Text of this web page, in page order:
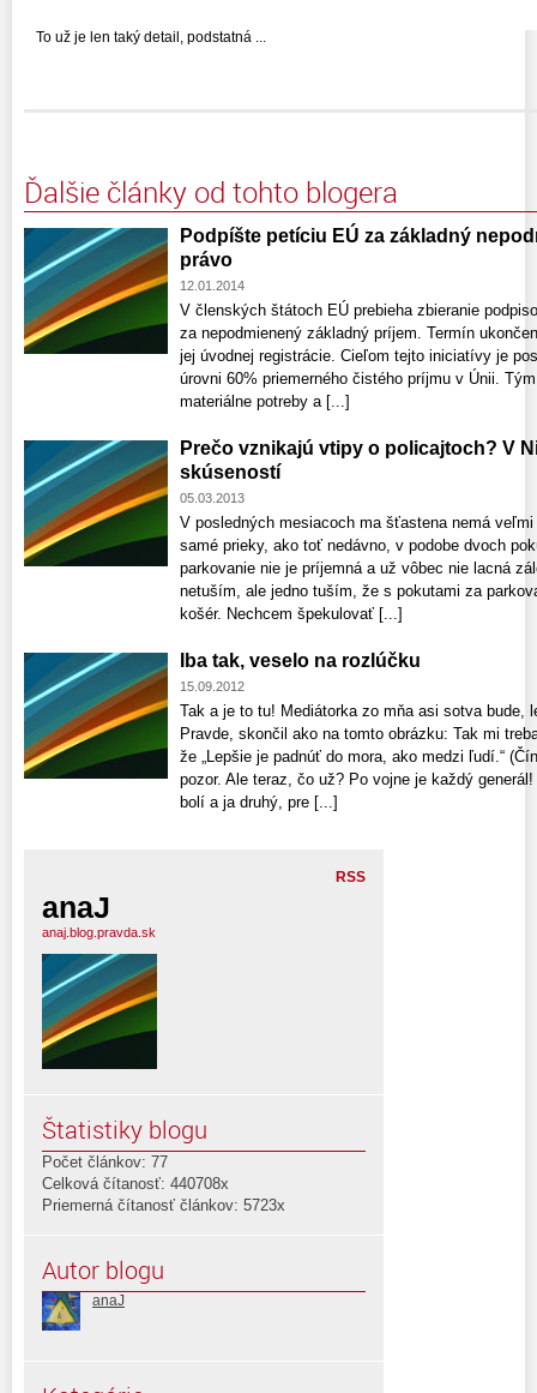
To už je len taký detail, podstatná ...
Ďalšie články od tohto blogera
Podpíšte petíciu EÚ za základný
právo
12.01.2014
V členských štátoch EÚ prebieha zbieranie
za nepodmienený základný príjem. Termín
jej úvodnej registrácie. Cieľom tejto iniciatívy je
úrovni 60% priemerného čistého príjmu v Únii.
materiálne potreby a [...]
Prečo vznikajú vtipy o policajtoch? V
skúseností
05.03.2013
V posledných mesiacoch ma šťastena nemá
samé prieky, ako toť nedávno, v podobe dvoch
parkovanie nie je príjemná a už vôbec nie lacná
netuším, ale jedno tuším, že s pokutami za
košér. Nechcem špekulovať [...]
Iba tak, veselo na rozlúčku
15.09.2012
Tak a je to tu! Mediátorka zo mňa asi sotva bude,
Pravde, skončil ako na tomto obrázku: Tak mi
že „Lepšie je padnúť do mora, ako medzi ľudí.“
pozor. Ale teraz, čo už? Po vojne je každý
bolí a ja druhý, pre [...]
RSS
anaJ
anaj.blog.pravda.sk
Štatistiky blogu
Počet článkov: 77
Celková čítanosť: 440708x
Priemerná čítanosť článkov: 5723x
Autor blogu
anaJ